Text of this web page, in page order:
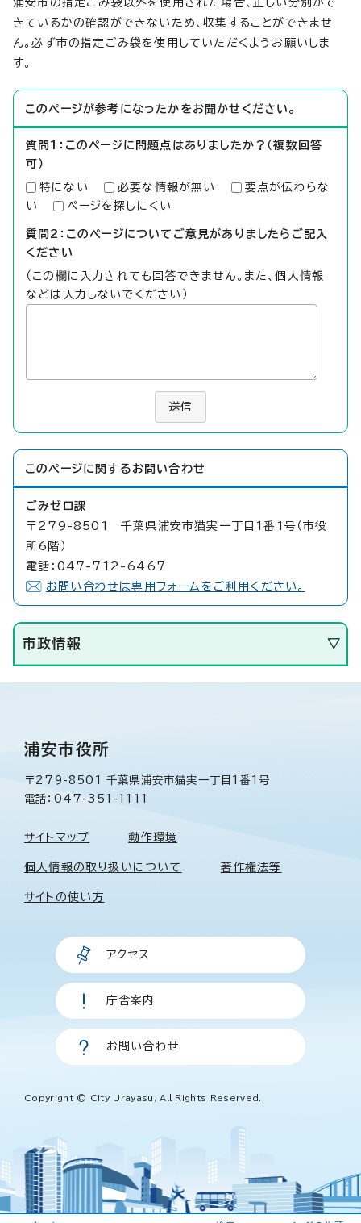
浦安市の指定ごみ袋以外を使用された場合、正しい分別がで
きているかの確認ができないため、収集することができませ
ん。必ず市の指定ごみ袋を使用していただくようお願いしま
す。
このページが参考になったかをお聞かせください。
質問1：このページに問題点はありましたか？（複数回答
可）
特にない 必要な情報が無い
要点が伝わらな
い
ページを探しにくい
質問2：このページについてご意見がありましたらご記入
ください
（この欄に入力されても回答できません。また、個人情報
などは入力しないでください）
送信
このページに関する お問い合わせ
ごみゼロ課
〒279-8501 千葉県浦安市猫実一丁目1番1号（市役
所6階）
電話：047-712-6467
お問い合わせは専用フォームをご利用ください。
市政情報
浦安市役所
〒279-8501 千葉県浦安市猫実一丁目1番1号
電話：047-351-1111
サイトマップ 動作環境
個人情報の取り扱いについて 著作権法等
サイトの使い方
アクセス
庁舎案内
お問い合わせ
Copyright © City Urayasu, All Rights Reserved.